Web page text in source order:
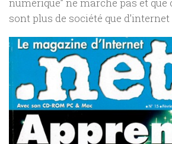
sont plus de société que d’internet